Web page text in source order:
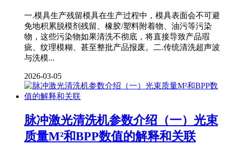
一.模具生产残留模具在生产过程中，模具表面会不可避
免地积累脱模剂残留、橡胶/塑料附着物、油污等污染
物，这些污染物如果清洗不彻底，将直接导致产品瑕
疵、纹理模糊、甚至整批产品报废。二.传统清洗超声波
与洗模...
2026-03-05
脉冲激光清洗机参数介绍（一）光束
质量M²和BPP数值的解释和关联